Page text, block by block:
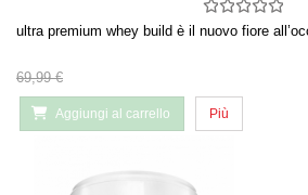
ultra premium whey build è il nuovo fiore
69,99 €
Aggiungi al carrello Più